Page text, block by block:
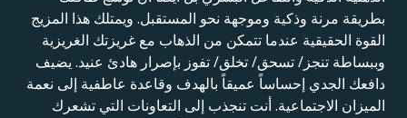
بطريقة مرنة وذكية وموجهة نحو المستقبل. ويمتلك هذا المزيج
القوة الحقيقية عندما تتمكن من الذهاب مع غريزتك الغريزية
وببساطة تنجز/ تسحق/ تخلق/ تفوز بإصرار هادئ عنيد. يضيف
دافعك الجدي إحساساً عميقاً بالهدف وقاعدة عاطفية إلى نعمة
الميزان الاجتماعية. أنت تنجذب إلى التعاونات التي تشعرك